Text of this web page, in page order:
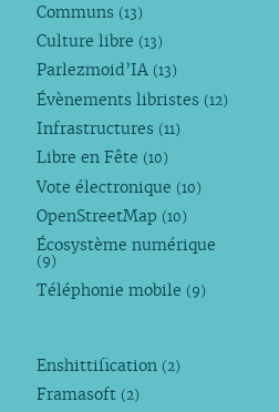
Communs (13)
Culture libre (13)
Parlezmoid’IA (13)
Évènements libristes (12)
Infrastructures (11)
Libre en Fête (10)
Vote électronique (10)
OpenStreetMap (10)
Écosystème numérique
(9)
Téléphonie mobile (9)
Enshittification (2)
Framasoft (2)